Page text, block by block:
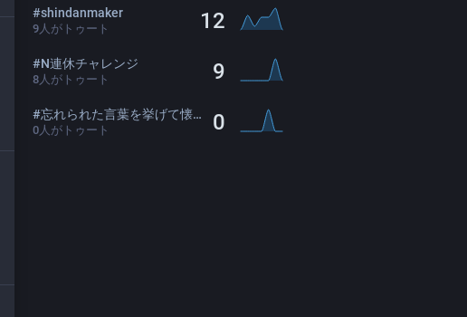
#shindanmaker
9人がトゥート 12
#N連休チャレンジ
8人がトゥート 9
#忘れられた言葉を挙げて懐かしくさせた人が優勝
0人がトゥート 0